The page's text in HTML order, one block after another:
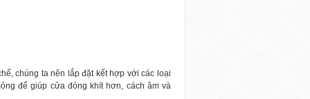
chúng ta nên lắp đặt kết hợp với các loại
để giúp cửa đóng khít hơn, cách âm và